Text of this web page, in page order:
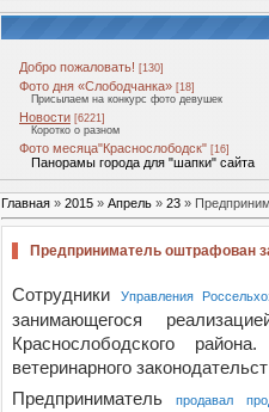
Добро пожаловать! [130]
Фото дня «Слободчанка» [18]
Присылаем на конкурс фото девушек
Новости [6221]
Коротко о разном
Фото месяца"Краснослободск" [16]
Панорамы города для "шапки" сайта
Главная » 2015 » Апрель » 23 »
Предприниматель оштрафован
Сотрудники Управления
занимающегося
Краснослободского
ветеринарного
Предпринимательпродавал